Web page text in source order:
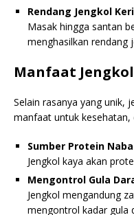
Rendang Jengkol
Masak hingga santan
menghasilkan rendang
Manfaat
Selain rasanya yang unik,
manfaat untuk kesehatan,
Sumber Protein
Jengkol kaya akan
Mengontrol Gula
Jengkol mengandung
mengontrol kadar gula